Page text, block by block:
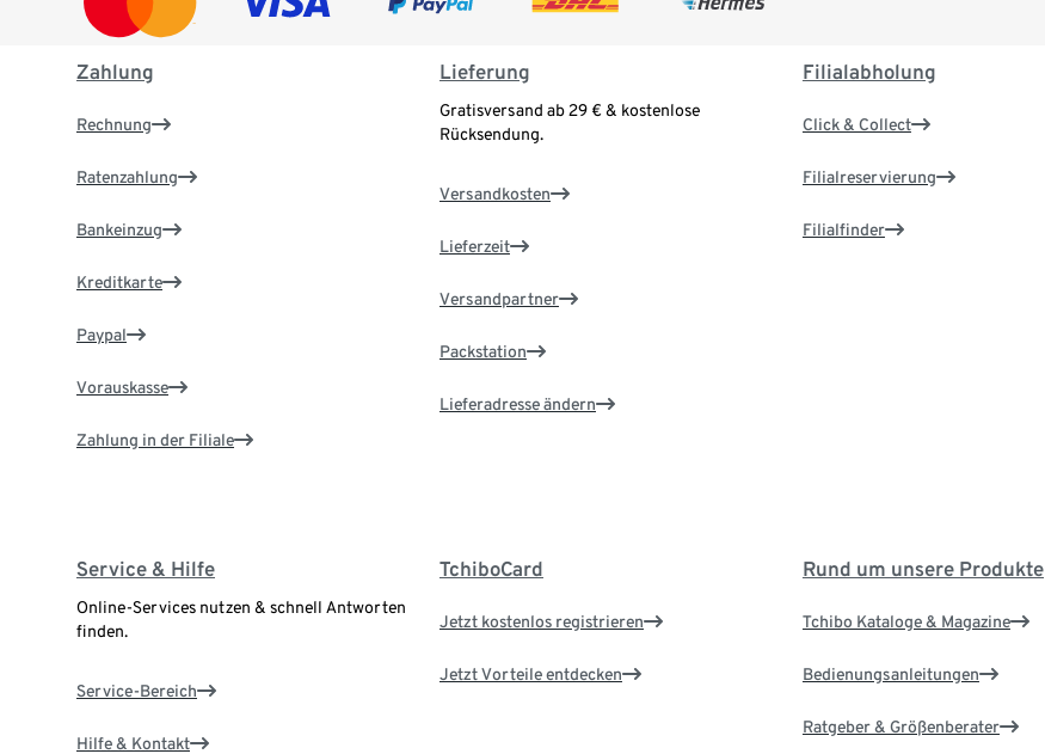
Zahlung
Rechnung
Ratenzahlung
Bankeinzug
Kreditkarte
Paypal
Vorauskasse
Zahlung in der Filiale
Lieferung
Gratisversand ab 29 € & kostenlose
Rücksendung.
Versandkosten
Lieferzeit
Versandpartner
Packstation
Lieferadresse ändern
Filialabholung
Click & Collect
Filialreservierung
Filialfinder
Service & Hilfe
Online-Services nutzen & schnell Antworten
finden.
Service-Bereich
Hilfe & Kontakt
TchiboCard
Jetzt kostenlos registrieren
Jetzt Vorteile entdecken
Rund um unsere Produkte
Tchibo Kataloge & Magazine
Bedienungsanleitungen
Ratgeber & Größenberater